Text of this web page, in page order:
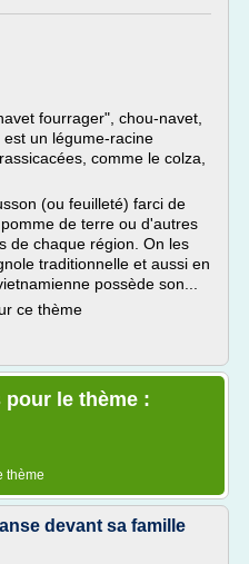
fourrager", chou-navet,
un légume-racine
comme le colza,
(ou feuilleté) farci de
de terre ou d'autres
de chaque région. On les
traditionnelle et aussi en
possède son...
ce thème
le thème :
thème
devant sa famille